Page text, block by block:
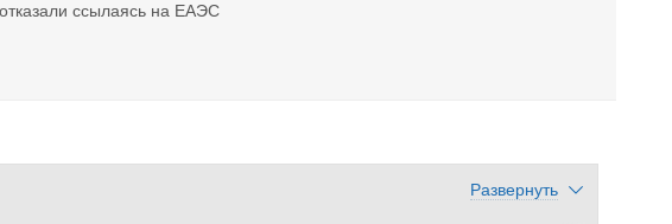
ссылаясь на ЕАЭС
Развернуть